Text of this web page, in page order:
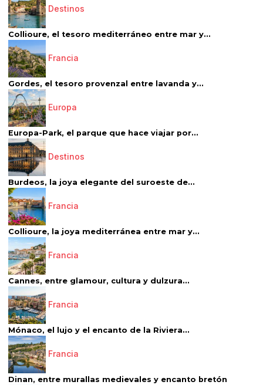
Destinos
Collioure, el tesoro mediterráneo entre mar y...
Francia
Gordes, el tesoro provenzal entre lavanda y...
Europa
Europa-Park, el parque que hace viajar por...
Destinos
Burdeos, la joya elegante del suroeste de...
Francia
Collioure, la joya mediterránea entre mar y...
Francia
Cannes, entre glamour, cultura y dulzura...
Francia
Mónaco, el lujo y el encanto de la Riviera...
Francia
Dinan, entre murallas medievales y encanto bretón